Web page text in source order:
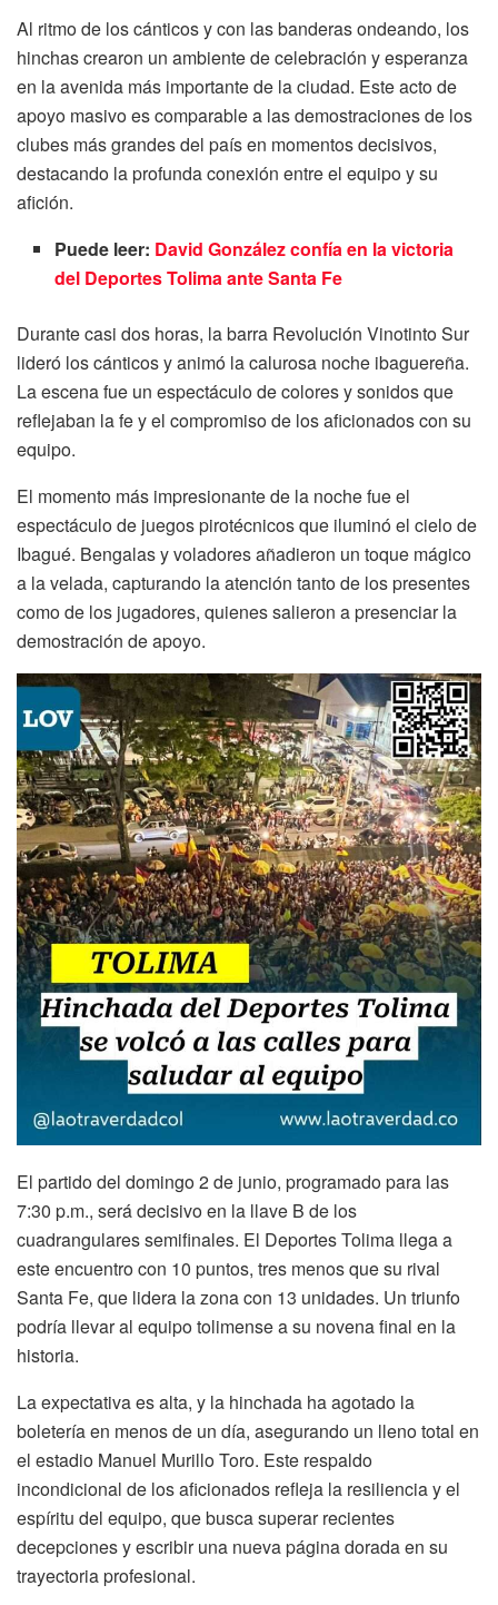
Al ritmo de los cánticos y con las banderas ondeando, los
hinchas crearon un ambiente de celebración y esperanza
en la avenida más importante de la ciudad. Este acto de
apoyo masivo es comparable a las demostraciones de los
clubes más grandes del país en momentos decisivos,
destacando la profunda conexión entre el equipo y su
afición.
Puede leer: David González confía en la victoria
del Deportes Tolima ante Santa Fe
Durante casi dos horas, la barra Revolución Vinotinto Sur
lideró los cánticos y animó la calurosa noche ibaguereña.
La escena fue un espectáculo de colores y sonidos que
reflejaban la fe y el compromiso de los aficionados con su
equipo.
El momento más impresionante de la noche fue el
espectáculo de juegos pirotécnicos que iluminó el cielo de
Ibagué. Bengalas y voladores añadieron un toque mágico
a la velada, capturando la atención tanto de los presentes
como de los jugadores, quienes salieron a presenciar la
demostración de apoyo.
El partido del domingo 2 de junio, programado para las
7:30 p.m., será decisivo en la llave B de los
cuadrangulares semifinales. El Deportes Tolima llega a
este encuentro con 10 puntos, tres menos que su rival
Santa Fe, que lidera la zona con 13 unidades. Un triunfo
podría llevar al equipo tolimense a su novena final en la
historia.
La expectativa es alta, y la hinchada ha agotado la
boletería en menos de un día, asegurando un lleno total en
el estadio Manuel Murillo Toro. Este respaldo
incondicional de los aficionados refleja la resiliencia y el
espíritu del equipo, que busca superar recientes
decepciones y escribir una nueva página dorada en su
trayectoria profesional.